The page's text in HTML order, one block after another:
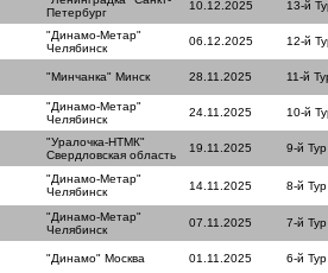
Петербург
10.12.2025 13-й
"Динамо-Метар"
Челябинск
06.12.2025 12-й
"Минчанка" Минск 28.11.2025 11-й
"Динамо-Метар"
Челябинск
24.11.2025 10-й
"Уралочка-НТМК"
Свердловская область
19.11.2025 9-й Тур
"Динамо-Метар"
Челябинск
14.11.2025 8-й Тур
"Динамо-Метар"
Челябинск
07.11.2025 7-й Тур
"Динамо" Москва 01.11.2025 6-й Тур